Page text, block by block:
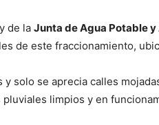
y de la Junta de Agua Potable
de este fraccionamiento,
solo se aprecia calles
limpios y en